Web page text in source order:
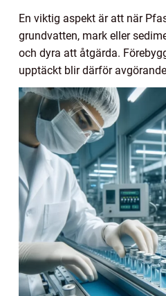
En viktig aspekt är att när
grundvatten, mark eller
och dyra att åtgärda.
upptäckt blir därför